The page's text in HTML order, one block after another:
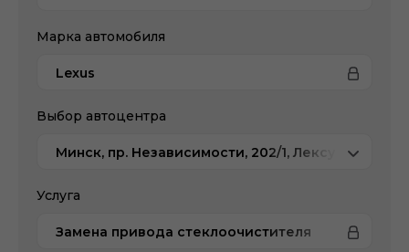
Марка автомобиля
Lexus
Выбор автоцентра
Минск, пр. Независимости, 202/1, Лексус-Минск
Услуга
Замена привода стеклоочистителя